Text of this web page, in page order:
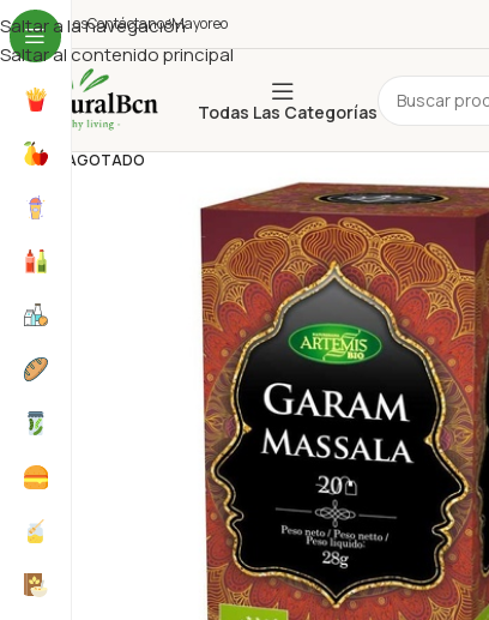
Saltar a la navegación
Saltar al contenido principal
SomosContáctanosMayoreo
Todas Las Categorías
AGOTADO